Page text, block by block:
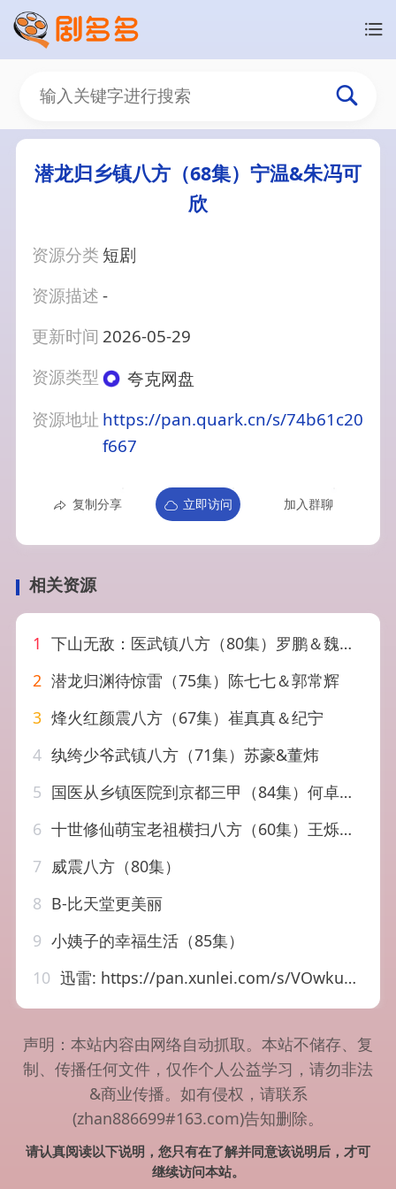
潜龙归乡镇八方（68集）宁温&朱冯可
欣
资源分类 短剧
资源描述-
更新时间 2026-05-29
资源类型
夸克网盘
资源地址 https://pan.quark.cn/s/74b61c20
f667
复制分享 立即访问 加入群聊
相关资源
1 下山无敌：医武镇八方（80集）罗鹏＆魏依珂
2 潜龙归渊待惊雷（75集）陈七七＆郭常辉
3 烽火红颜震八方（67集）崔真真＆纪宁
4 纨绔少爷武镇八方（71集）苏豪&董炜
5 国医从乡镇医院到京都三甲（84集）何卓悦&欧娜
6 十世修仙萌宝老祖横扫八方（60集）王烁钢&宋梓雯
7 威震八方（80集）
8 B-比天堂更美丽
9 小姨子的幸福生活（85集）
10 迅雷: https://pan.xunlei.com/s/VOwku_3LOm9dH5AP5m7umnA1?pwd=wvwf 炽夏.1080P更 29【超前完结】
声明：本站内容由网络自动抓取。本站不储存、复
制、传播任何文件，仅作个人公益学习，请勿非法
&商业传播。如有侵权，请联系
(zhan886699#163.com)告知删除。
请认真阅读以下说明，您只有在了解并同意该说明后，才可
继续访问本站。